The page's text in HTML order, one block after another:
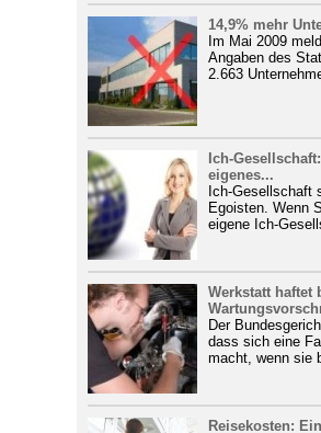
14,9% mehr
Im Mai 2009
Angaben des
2.663
Ich-
eigenes...
Ich-Gesellschaft
Egoisten. Wenn
eigene Ich-
Werkstatt haftet
Der
dass sich eine
macht, wenn sie
Reisekosten: